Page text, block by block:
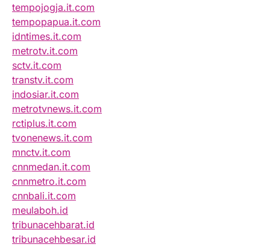
tempojogja.it.com
tempopapua.it.com
idntimes.it.com
metrotv.it.com
sctv.it.com
transtv.it.com
indosiar.it.com
metrotvnews.it.com
rctiplus.it.com
tvonenews.it.com
mnctv.it.com
cnnmedan.it.com
cnnmetro.it.com
cnnbali.it.com
meulaboh.id
tribunacehbarat.id
tribunacehbesar.id